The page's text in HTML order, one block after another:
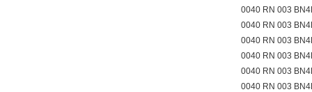
0040 RN 003
0040 RN 003
0040 RN 003
0040 RN 003
0040 RN 003
0040 RN 003